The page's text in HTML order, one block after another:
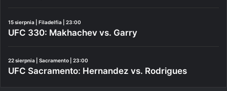
15 sierpnia | Filadelfia | 23:00
UFC 330: Makhachev vs. Garry
22 sierpnia | Sacramento | 23:00
UFC Sacramento: Hernandez vs. Rodrigues